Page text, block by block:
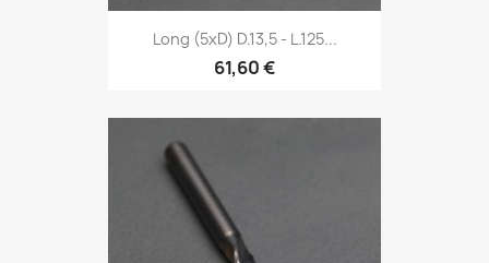
Long (5xD) D.13,5 - L.125...
61,60 €